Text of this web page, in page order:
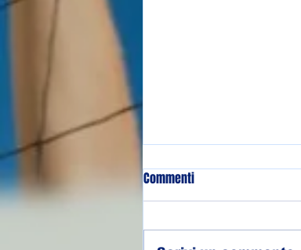
Commenti